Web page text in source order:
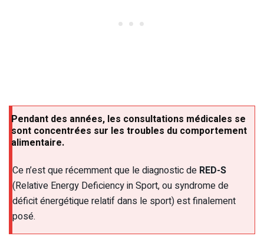
Pendant des années, les consultations médicales se
sont concentrées sur les troubles du comportement
alimentaire.
Ce n’est que récemment que le diagnostic de RED-S
(Relative Energy Deficiency in Sport, ou syndrome de
déficit énergétique relatif dans le sport) est finalement
posé.